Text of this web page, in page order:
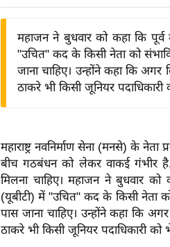
महाजन ने बुधवार को कहा कि पूर्व
"उचित" कद के किसी नेता को
जाना चाहिए। उन्होंने कहा कि
ठाकरे भी किसी जूनियर
महाराष्ट्र नवनिर्माण सेना (मनसे) के
बीच गठबंधन को लेकर वाकई गंभीर
मिलना चाहिए। महाजन ने बुधवार को
(यूबीटी) में "उचित" कद के किसी नेता
पास जाना चाहिए। उन्होंने कहा कि
ठाकरे भी किसी जूनियर पदाधिकारी को